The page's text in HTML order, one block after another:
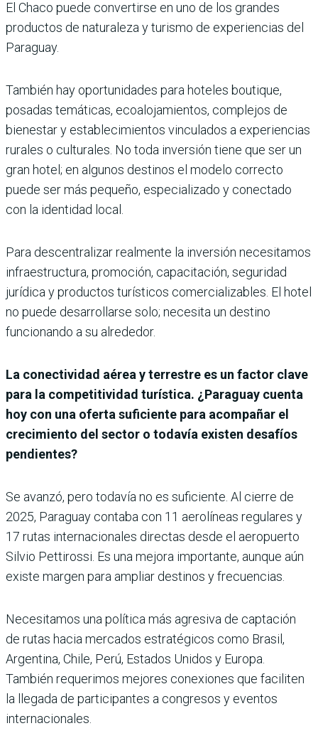
El Chaco puede convertirse en uno de los grandes
productos de naturaleza y turismo de experiencias del
Paraguay.
También hay oportunidades para hoteles boutique,
posadas temáticas, ecoalojamientos, complejos de
bienestar y establecimientos vinculados a experiencias
rurales o culturales. No toda inversión tiene que ser un
gran hotel; en algunos destinos el modelo correcto
puede ser más pequeño, especializado y conectado
con la identidad local.
Para descentralizar realmente la inversión necesitamos
infraestructura, promoción, capacitación, seguridad
jurídica y productos turísticos comercializables. El hotel
no puede desarrollarse solo; necesita un destino
funcionando a su alrededor.
La conectividad aérea y terrestre es un factor clave
para la competitividad turística. ¿Paraguay cuenta
hoy con una oferta suficiente para acompañar el
crecimiento del sector o todavía existen desafíos
pendientes?
Se avanzó, pero todavía no es suficiente. Al cierre de
2025, Paraguay contaba con 11 aerolíneas regulares y
17 rutas internacionales directas desde el aeropuerto
Silvio Pettirossi. Es una mejora importante, aunque aún
existe margen para ampliar destinos y frecuencias.
Necesitamos una política más agresiva de captación
de rutas hacia mercados estratégicos como Brasil,
Argentina, Chile, Perú, Estados Unidos y Europa.
También requerimos mejores conexiones que faciliten
la llegada de participantes a congresos y eventos
internacionales.